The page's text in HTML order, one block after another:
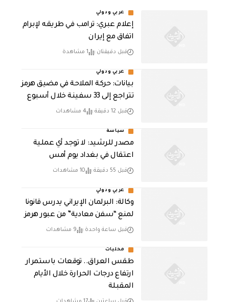
عربي ودولي
إعلام عبري: ترامب في طريقه لإبرام
اتفاق مع إيران
قبل دقيقتان 1 مشاهدة
عربي ودولي
بيانات: حركة الملاحة في مضيق هرمز
تتراجع إلى 33 سفينة خلال أسبوع
قبل 12 دقيقة 4 مشاهدات
سياسة
مصدر للرشيد: لا توجد أي عملية
اعتقال في بغداد يوم أمس
قبل 55 دقيقة 10 مشاهدات
عربي ودولي
وكالة: البرلمان الإيراني يدرس قانونا
لمنع “سفن معادية” من عبور هرمز
قبل ساعة واحدة 9 مشاهدات
محليات
طقس العراق.. توقعات باستمرار
ارتفاع درجات الحرارة خلال الأيام
المقبلة